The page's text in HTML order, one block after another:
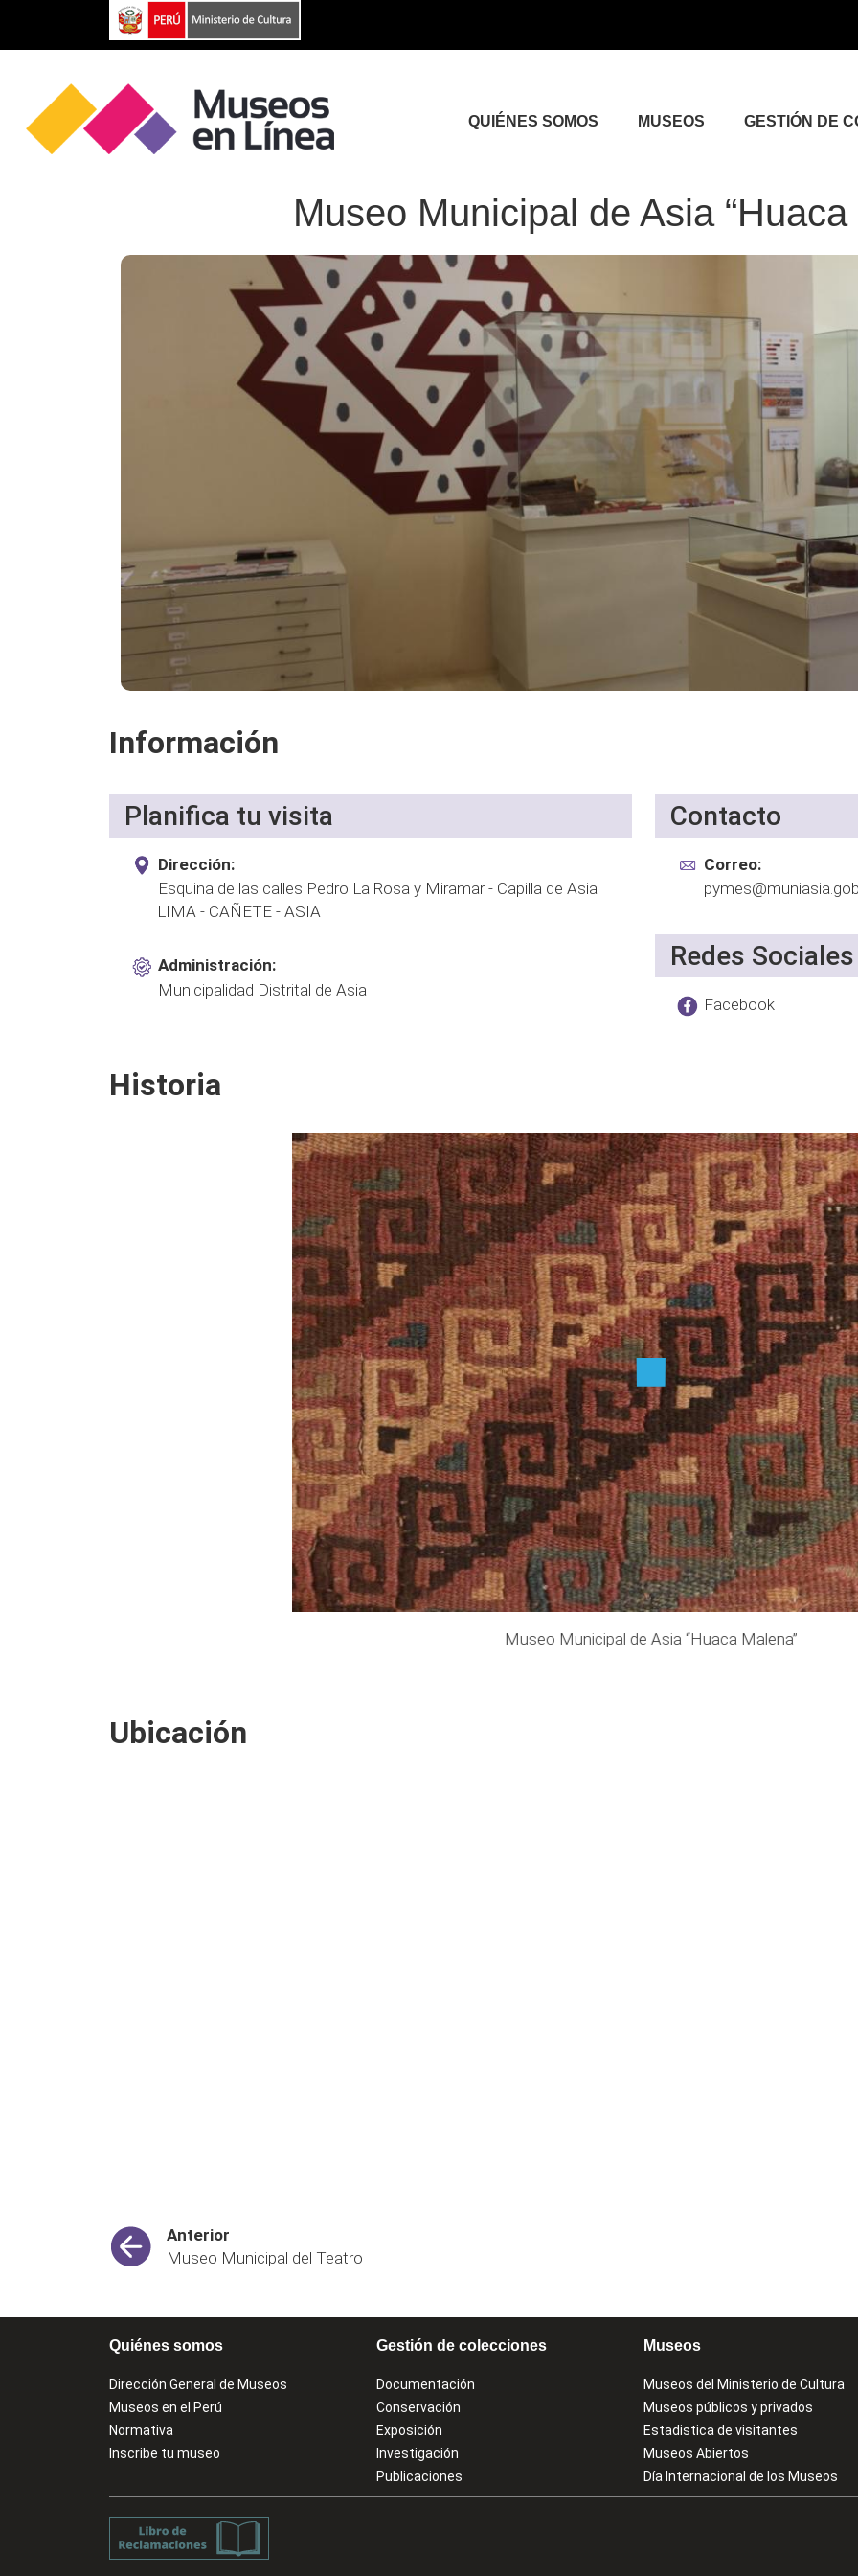
QUIÉNES SOMOS MUSEOS GESTIÓN DE
Museo Municipal de Asia “Huaca
Información
Planifica tu visita
Dirección:
Esquina de las calles Pedro La Rosa y Miramar - Capilla de Asia
LIMA - CAÑETE - ASIA
Administración:
Municipalidad Distrital de Asia
Contacto
Correo:
Redes Sociales
Facebook
Historia
Museo Municipal de Asia “Huaca Malena”
Ubicación
Anterior
Museo Municipal del Teatro
Quiénes somos
Dirección General de Museos
Museos en el Perú
Normativa
Inscribe tu museo
Gestión de colecciones
Documentación
Conservación
Exposición
Investigación
Publicaciones
Museos
Museos del Ministerio de Cultura
Museos públicos y privados
Estadistica de visitantes
Museos Abiertos
Día Internacional de los Museos